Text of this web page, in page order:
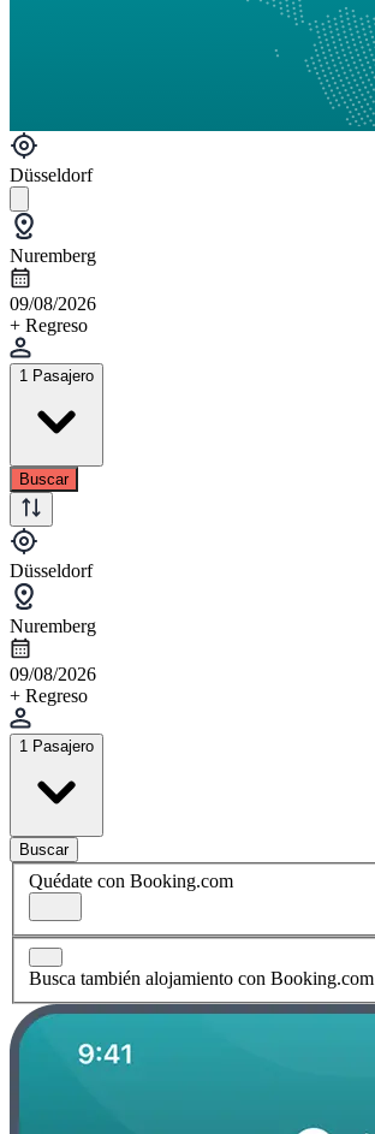
Düsseldorf
Nuremberg
09/08/2026
+ Regreso
1 Pasajero
Buscar
Düsseldorf
Nuremberg
09/08/2026
+ Regreso
1 Pasajero
Buscar
Quédate con Booking.com
Busca también alojamiento con Booking.com